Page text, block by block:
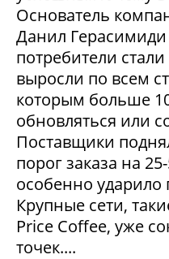
Основатель
Данил Герасимиди
потребители
выросли по всем
которым больше
обновляться или
Поставщики
порог заказа на
особенно
Крупные сети,
Price Coffee, уже
точек....